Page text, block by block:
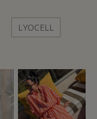
LYOCELL